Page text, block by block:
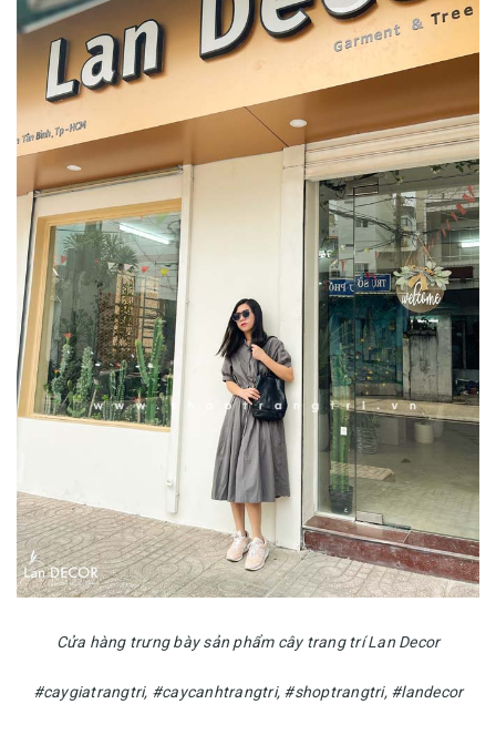
Cửa hàng trưng bày sản phẩm cây trang trí Lan Decor
#caygiatrangtri, #caycanhtrangtri, #shoptrangtri, #landecor